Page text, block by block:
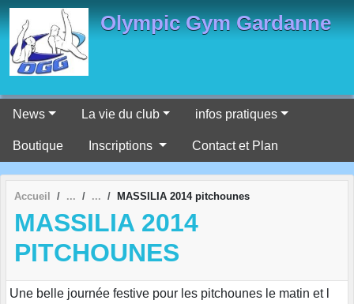
Olympic Gym Gardanne
News La vie du club infos pratiques
Boutique Inscriptions Contact et Plan
Accueil MASSILIA 2014 pitchounes
MASSILIA 2014
PITCHOUNES
Une belle journée festive pour les pitchounes le matin et l
Panneau de gestion des cookies